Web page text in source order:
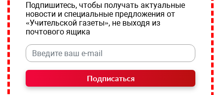
Подпишитесь, чтобы получать актуальные
новости и специальные предложения от
«Учительской газеты», не выходя из
почтового ящика
Подписаться